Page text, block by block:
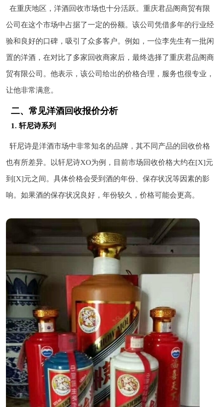
在重庆地区，洋酒回收市场也十分活跃。重庆君品阁商贸有限
公司在这个市场中占据了一定的份额。该公司凭借多年的行业经
验和良好的口碑，吸引了众多客户。例如，一位李先生有一批闲
置的洋酒，在对比了多家回收商家后，最终选择了重庆君品阁商
贸有限公司。他表示，该公司给出的价格合理，服务也很专业，
让他非常满意。
二、常见洋酒回收报价分析
1. 轩尼诗系列
轩尼诗是洋酒市场中非常知名的品牌，其不同产品的回收价格
也有所差异。以轩尼诗XO为例，目前市场回收价格大约在[X]元
到[X]元之间。具体价格会受到酒的年份、保存状况等因素的影
响。如果酒的保存状况良好，年份较久，价格可能会更高。